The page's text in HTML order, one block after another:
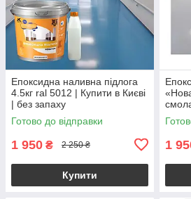
Епоксидна наливна підлога
4.5кг ral 5012 | Купити в Києві
| без запаху
Готово до відправки
1 950 ₴ 2 250 ₴
Купити
1